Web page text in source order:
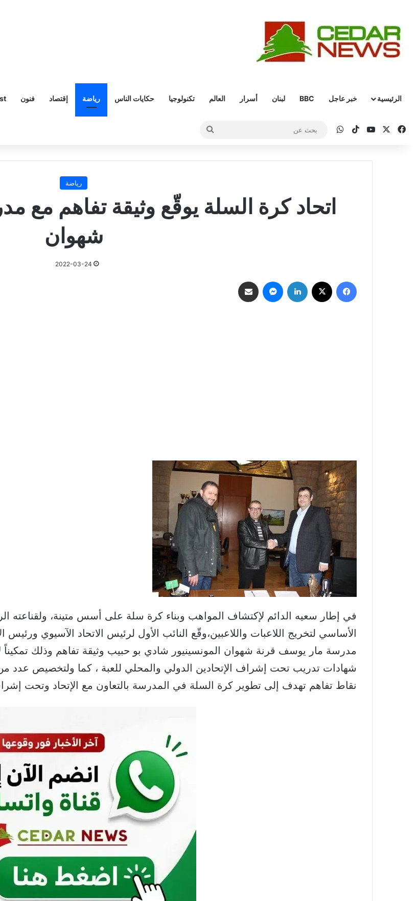
الرئيسية خبر عاجل BBC لبنان أسرار العالم تكنولوجيا حكايات الناس رياضة إقتصاد فنون
فيسبوك ‫YouTube
‫TikTokواتساب
بحث
رياضة
اتحاد كرة السلة يوقّع وثيقة تفاهم مع
شهوان
2022-03-24
فيسبوك لينكدإن ماسنجر
في إطار سعيه الدائم لإكتشاف المواهب وبناء كرة سلة على أسس متينة، ولقناعته
الأساسي لتخريج اللاعبات واللاعبين،وقّع النائب الأول لرئيس الاتحاد الآسيوي ورئيس
مدرسة مار يوسف قرنة شهوان المونسينيور شادي بو حبيب وثيقة تفاهم وذلك
شهادات تدريب تحت إشراف الإتحادين الدولي والمحلي للعبة ، كما ولتخصيص عدد
نقاط تفاهم تهدف إلى تطوير كرة السلة في المدرسة بالتعاون مع الإتحاد وتحت